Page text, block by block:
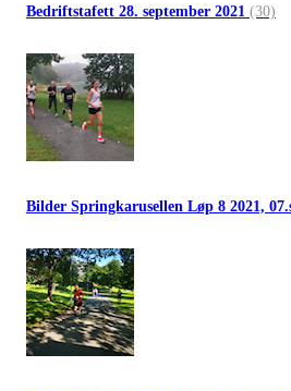
Bedriftstafett 28. september 2021 (30)
Bilder Springkarusellen Løp 8 2021,